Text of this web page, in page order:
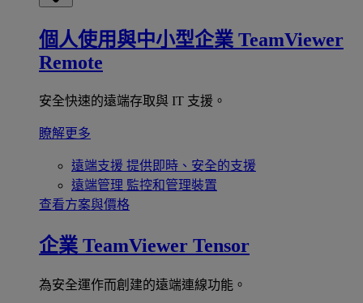
個人使用與中小型企業 TeamViewer
Remote
安全快速的遠端存取與 IT 支援。
瞭解更多
遠端支援 提供即時、安全的支援
遠端管理 監控和管理裝置
查看方案與價格
企業 TeamViewer Tensor
為安全運作而創建的遠端連線功能。